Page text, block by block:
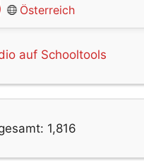
Österreich
auf Schooltools
1,816